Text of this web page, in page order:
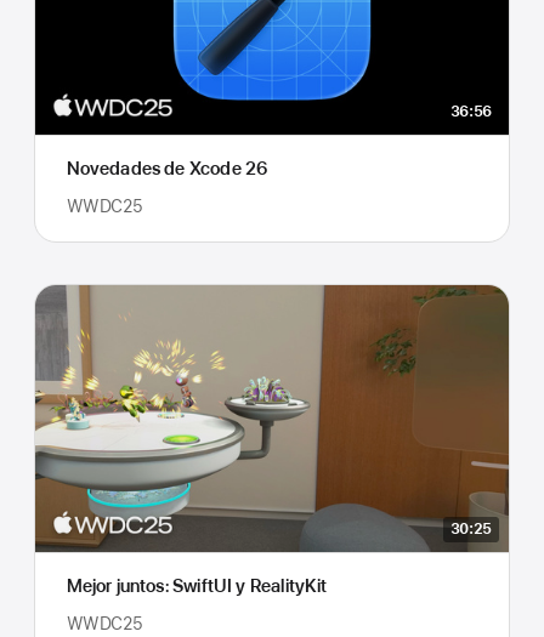
36:56
Novedades de Xcode 26
WWDC25
30:25
Mejor juntos: SwiftUI y RealityKit
WWDC25